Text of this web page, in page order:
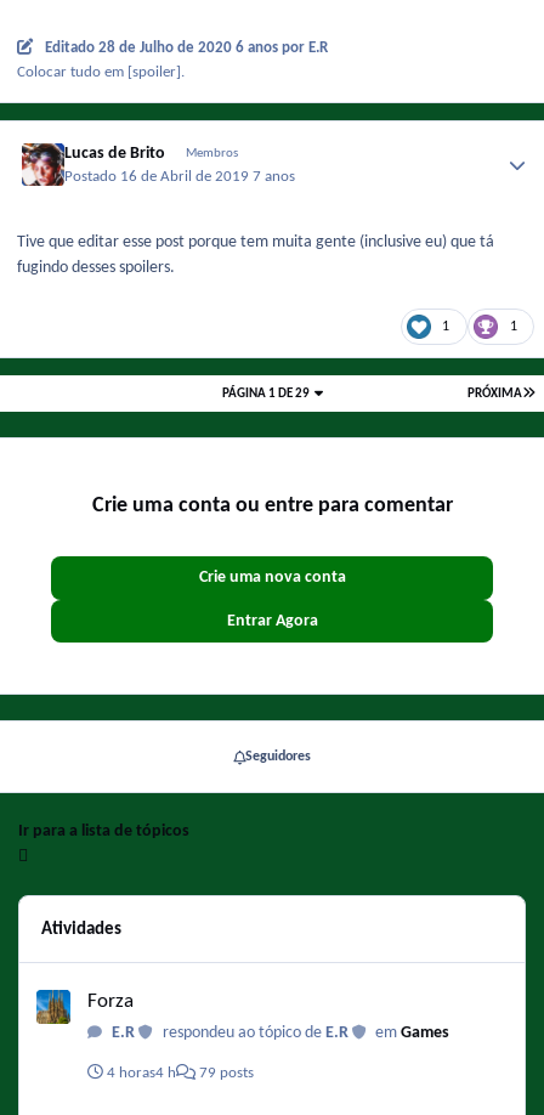
Editado 28 de Julho de 2020 6 anos por E.R
Colocar tudo em [spoiler].
Lucas de Brito Membros
Postado 16 de Abril de 20197 anos
Tive que editar esse post porque tem muita gente (inclusive eu) que tá
fugindo desses spoilers.
1 1
PRÓXIMA
PÁGINA 1 DE 29
Crie uma conta ou entre para comentar
Crie uma nova conta
Entrar Agora
Seguidores
Ir para a lista de tópicos
Atividades
Forza
E.R respondeu ao tópico de E.R emGames
4 horas4 h 79 posts